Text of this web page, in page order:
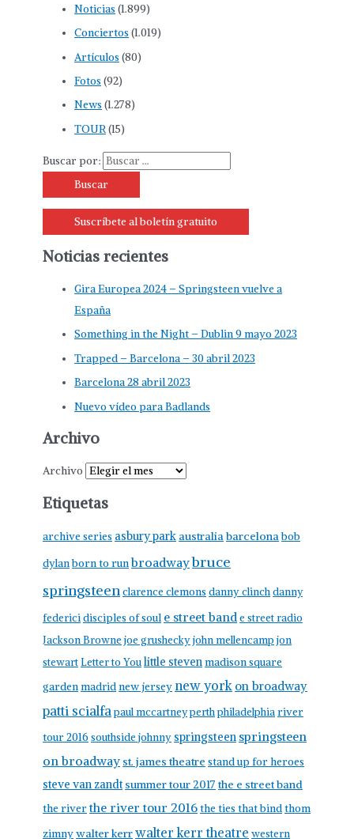
Noticias (1.899)
Conciertos (1.019)
Artículos (80)
Fotos (92)
News (1.278)
TOUR(15)
Buscar por:
Suscríbete al boletín gratuito
Noticias recientes
Gira Europea 2024 – Springsteen vuelve a
España
Something in the Night – Dublin 9 mayo 2023
Trapped – Barcelona – 30 abril 2023
Barcelona 28 abril 2023
Nuevo vídeo para Badlands
Archivo
Archivo
Etiquetas
archive series asbury park australiabarcelonabob
dylanborn to runbroadwaybruce
springsteenclarence clemons danny clinchdanny
federicidisciples of soul e street bande street radio
Jackson Browne joe grusheckyjohn mellencamp jon
stewartLetter to Youlittle stevenmadison square
gardenmadridnew jerseynew york on broadway
patti scialfapaul mccartneyperthphiladelphiariver
tour 2016southside johnny springsteen springsteen
on broadway st. james theatre stand up for heroes
steve van zandt summer tour 2017 the e street band
the riverthe river tour 2016the ties that bindthom
zimnywalter kerrwalter kerr theatre western